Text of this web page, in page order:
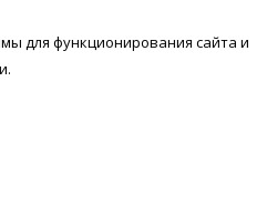
для функционирования сайта и